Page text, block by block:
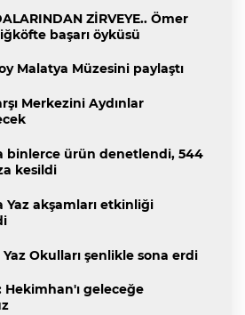
ZİRVEYE.. Ömer
başarı öyküsü
Malatya Müzesini paylaştı
Merkezini Aydınlar
binlerce ürün denetlendi, 544
kesildi
Yaz akşamları etkinliği
Okulları şenlikle sona erdi
Hekimhan'ı geleceğe